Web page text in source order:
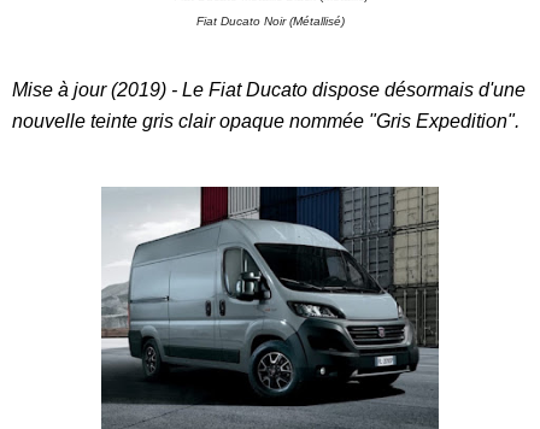
Fiat Ducato Noir (Métallisé)
Mise à jour (2019) - Le Fiat Ducato dispose désormais d'une
nouvelle teinte gris clair opaque nommée "Gris Expedition".